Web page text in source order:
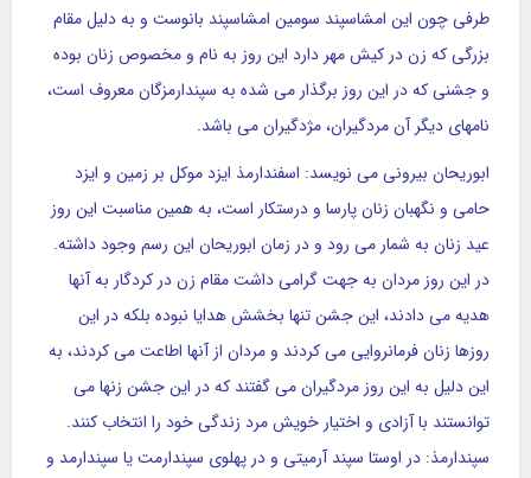
طرفی چون این امشاسپند سومین امشاسپند بانوست و به دلیل مقام
بزرگی که زن در کیش مهر دارد این روز به نام و مخصوص زنان بوده
و جشنی که در این روز برگذار می شده به سپندارمزگان معروف است،
نامهای دیگر آن مردگیران، مژدگیران می باشد.
ابوریحان بیرونی می نویسد: اسفندارمذ ایزد موکل بر زمین و ایزد
حامی و نگهبان زنان پارسا و درستکار است، به همین مناسبت این روز
عید زنان به شمار می رود و در زمان ابوریحان این رسم وجود داشته.
در این روز مردان به جهت گرامی داشت مقام زن در کردگار به آنها
هدیه می دادند، این جشن تنها بخشش هدایا نبوده بلکه در این
روزها زنان فرمانروایی می کردند و مردان از آنها اطاعت می کردند، به
این دلیل به این روز مردگیران می گفتند که در این جشن زنها می
توانستند با آزادی و اختیار خویش مرد زندگی خود را انتخاب کنند.
سپندارمذ: در اوستا سپند آرمیتی و در پهلوی سپندارمت یا سپندارمد و